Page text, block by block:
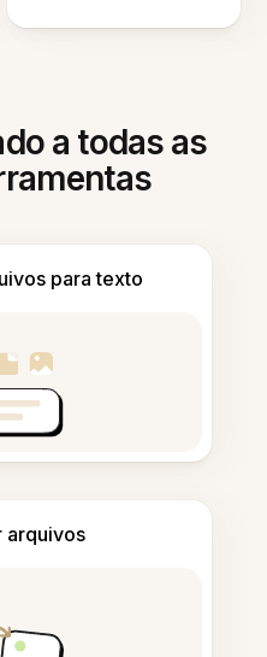
a todas as
para texto
arquivos